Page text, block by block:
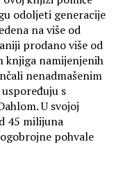
odoljeti generacije
na više od
prodano više od
knjiga namijenjenih
nenadmašenim
s
U svojoj
45 milijuna
pohvale